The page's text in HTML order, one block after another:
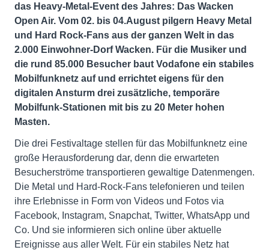
das Heavy-Metal-Event des Jahres: Das Wacken
Open Air. Vom 02. bis 04.August pilgern Heavy Metal
und Hard Rock-Fans aus der ganzen Welt in das
2.000 Einwohner-Dorf Wacken. Für die Musiker und
die rund 85.000 Besucher baut Vodafone ein stabiles
Mobilfunknetz auf und errichtet eigens für den
digitalen Ansturm drei zusätzliche, temporäre
Mobilfunk-Stationen mit bis zu 20 Meter hohen
Masten.
Die drei Festivaltage stellen für das Mobilfunknetz eine
große Herausforderung dar, denn die erwarteten
Besucherströme transportieren gewaltige Datenmengen.
Die Metal und Hard-Rock-Fans telefonieren und teilen
ihre Erlebnisse in Form von Videos und Fotos via
Facebook, Instagram, Snapchat, Twitter, WhatsApp und
Co. Und sie informieren sich online über aktuelle
Ereignisse aus aller Welt. Für ein stabiles Netz hat